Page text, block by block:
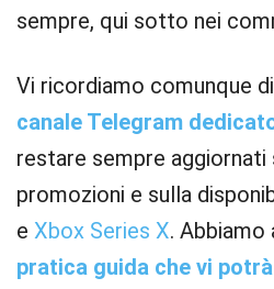
sempre, qui sotto nei
Vi ricordiamo comunque di
canale Telegram
restare sempre aggiornati
promozioni e sulla
e Xbox Series X. Abbiamo
pratica guida che vi